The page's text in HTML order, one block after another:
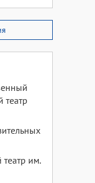
театр
театр им.